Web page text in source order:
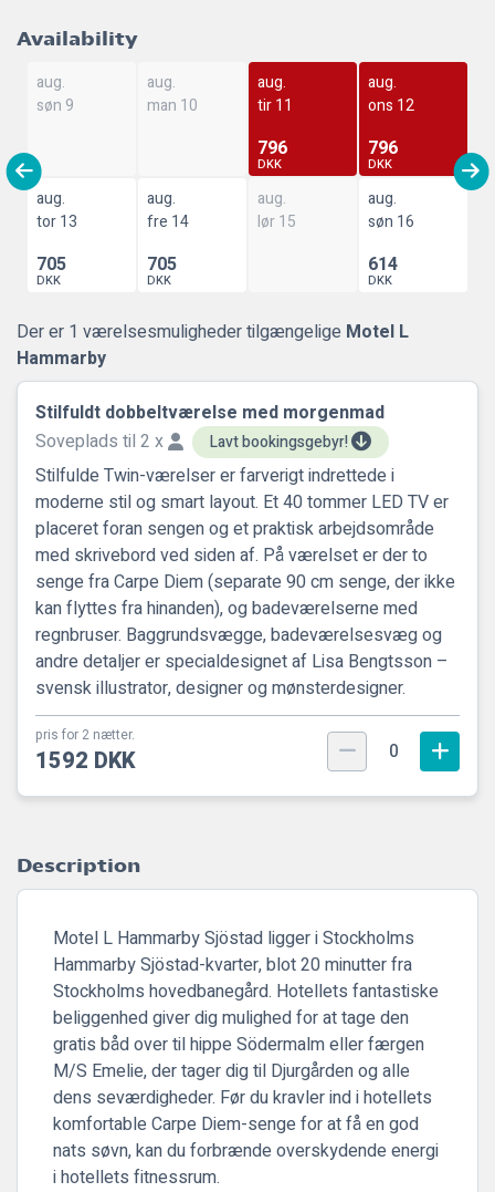
Availability
aug.
søn 9
aug.
man 10
aug.
tir 11
796
DKK
aug.
ons 12
796
DKK
aug.
tor 13
705
DKK
aug.
fre 14
705
DKK
aug.
lør 15
aug.
søn 16
614
DKK
Der er 1 værelsesmuligheder tilgængelige Motel L
Hammarby
Stilfuldt dobbeltværelse med morgenmad
Soveplads til 2 x
Lavt bookingsgebyr!
Stilfulde Twin-værelser er farverigt indrettede i
moderne stil og smart layout. Et 40 tommer LED TV er
placeret foran sengen og et praktisk arbejdsområde
med skrivebord ved siden af. På værelset er der to
senge fra Carpe Diem (separate 90 cm senge, der ikke
kan flyttes fra hinanden), og badeværelserne med
regnbruser. Baggrundsvægge, badeværelsesvæg og
andre detaljer er specialdesignet af Lisa Bengtsson –
svensk illustrator, designer og mønsterdesigner.
pris for 2 nætter.
1592 DKK 0
Description
Motel L Hammarby Sjöstad ligger i Stockholms
Hammarby Sjöstad-kvarter, blot 20 minutter fra
Stockholms hovedbanegård. Hotellets fantastiske
beliggenhed giver dig mulighed for at tage den
gratis båd over til hippe Södermalm eller færgen
M/S Emelie, der tager dig til Djurgården og alle
dens seværdigheder. Før du kravler ind i hotellets
komfortable Carpe Diem-senge for at få en god
nats søvn, kan du forbrænde overskydende energi
i hotellets fitnessrum.